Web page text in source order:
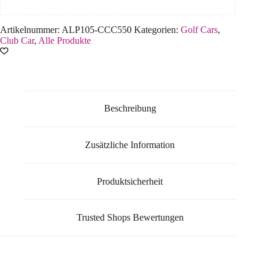
Artikelnummer: ALP105-CCC550 Kategorien: Golf Cars,
Club Car, Alle Produkte
Beschreibung
Zusätzliche Information
Produktsicherheit
Trusted Shops Bewertungen